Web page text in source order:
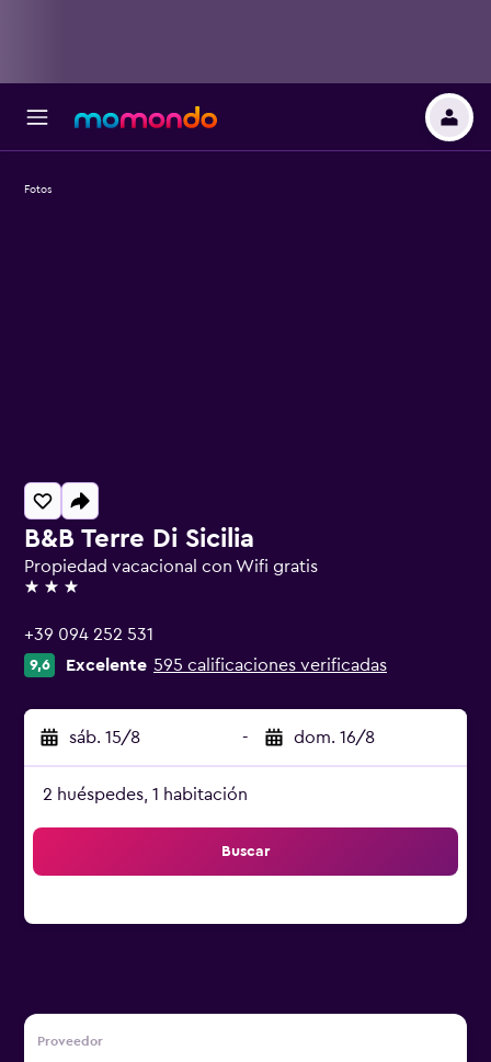
B&B Terre Di Sicilia
Propiedad vacacional con Wifi gratis
3 estrellas
+39 094 252 531
9,6 Excelente 595 calificaciones verificadas
sáb. 15/8 - dom. 16/8
2 huéspedes, 1 habitación
Buscar
Proveedor
Fotos